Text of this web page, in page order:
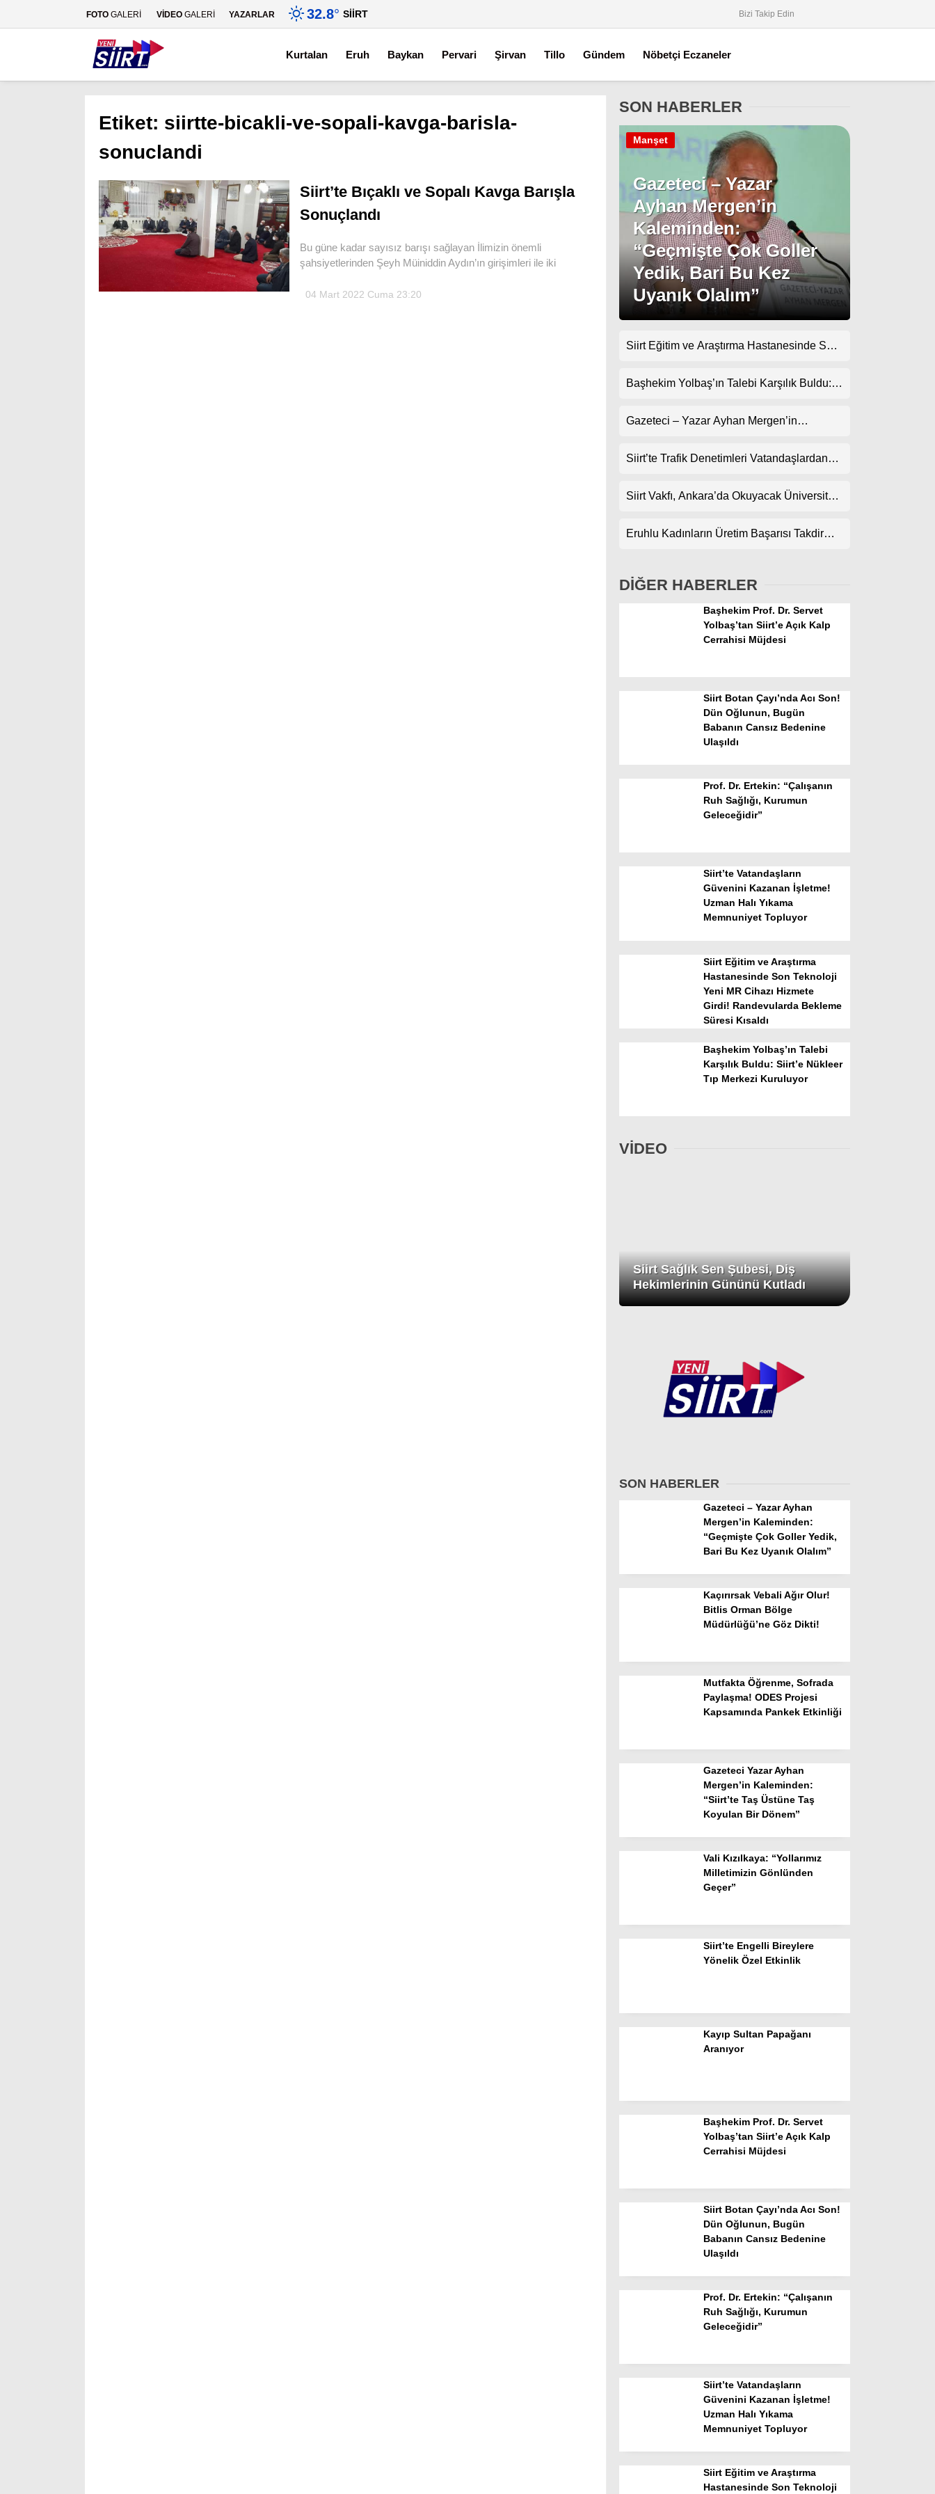
Gündem
Spor
Magazin
Instagram
FOTO GALERİ VİDEO GALERİ YAZARLAR 32.8° SIIRT Bizi Takip Edin
Kurtalan Eruh Baykan Pervari Şirvan Tillo Gündem Nöbetçi Eczaneler
Etiket: siirtte-bicakli-ve-sopali-kavga-barisla-
sonuclandi
Siirt’te Bıçaklı ve Sopalı Kavga Barışla
Sonuçlandı
Bu güne kadar sayısız barışı sağlayan İlimizin önemli
şahsiyetlerinden Şeyh Müiniddin Aydın’ın girişimleri ile iki
04 Mart 2022 Cuma 23:20
SON HABERLER
Gazeteci – Yazar
Ayhan Mergen’in
Kaleminden:
“Geçmişte Çok Goller
Yedik, Bari Bu Kez
Uyanık Olalım”
Manşet
Siirt Eğitim ve Araştırma Hastanesinde Son
Randevularda Bekleme Süresi Kısaldı
Başhekim Yolbaş’ın Talebi Karşılık Buldu:
Gazeteci – Yazar Ayhan Mergen’in
Kuralları”
Siirt’te Trafik Denetimleri Vatandaşlardan
Siirt Vakfı, Ankara’da Okuyacak Üniversite
Eruhlu Kadınların Üretim Başarısı Takdir
DİĞER HABERLER
Başhekim Prof. Dr. Servet
Yolbaş’tan Siirt’e Açık Kalp
Cerrahisi Müjdesi
Siirt Botan Çayı’nda Acı Son!
Dün Oğlunun, Bugün
Babanın Cansız Bedenine
Ulaşıldı
Prof. Dr. Ertekin: “Çalışanın
Ruh Sağlığı, Kurumun
Geleceğidir”
Siirt’te Vatandaşların
Güvenini Kazanan İşletme!
Uzman Halı Yıkama
Memnuniyet Topluyor
Siirt Eğitim ve Araştırma
Hastanesinde Son Teknoloji
Yeni MR Cihazı Hizmete
Girdi! Randevularda Bekleme
Süresi Kısaldı
Başhekim Yolbaş’ın Talebi
Karşılık Buldu: Siirt’e Nükleer
Tıp Merkezi Kuruluyor
VİDEO
Siirt Sağlık Sen Şubesi, Diş
Hekimlerinin Gününü Kutladı
SON HABERLER
Gazeteci – Yazar Ayhan
Mergen’in Kaleminden:
“Geçmişte Çok Goller Yedik,
Bari Bu Kez Uyanık Olalım”
Kaçırırsak Vebali Ağır Olur!
Bitlis Orman Bölge
Müdürlüğü’ne Göz Dikti!
Mutfakta Öğrenme, Sofrada
Paylaşma! ODES Projesi
Kapsamında Pankek Etkinliği
Gazeteci Yazar Ayhan
Mergen’in Kaleminden:
“Siirt’te Taş Üstüne Taş
Koyulan Bir Dönem”
Vali Kızılkaya: “Yollarımız
Milletimizin Gönlünden
Geçer”
Siirt’te Engelli Bireylere
Yönelik Özel Etkinlik
Kayıp Sultan Papağanı
Aranıyor
Başhekim Prof. Dr. Servet
Yolbaş’tan Siirt’e Açık Kalp
Cerrahisi Müjdesi
Siirt Botan Çayı’nda Acı Son!
Dün Oğlunun, Bugün
Babanın Cansız Bedenine
Ulaşıldı
Prof. Dr. Ertekin: “Çalışanın
Ruh Sağlığı, Kurumun
Geleceğidir”
Siirt’te Vatandaşların
Güvenini Kazanan İşletme!
Uzman Halı Yıkama
Memnuniyet Topluyor
Siirt Eğitim ve Araştırma
Hastanesinde Son Teknoloji